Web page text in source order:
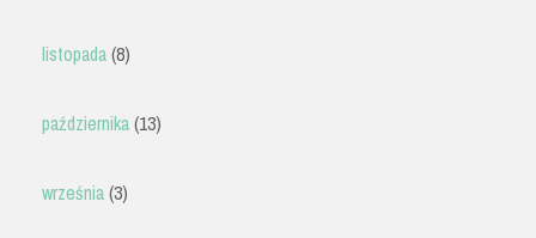
listopada(8)
października(13)
września(3)